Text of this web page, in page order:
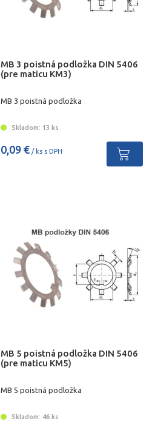
MB 3 poistná podložka DIN 5406
(pre maticu KM3)
MB 3 poistná podložka
Skladom: 13 ks
0,09 €/ ks s DPH
MB 5 poistná podložka DIN 5406
(pre maticu KM5)
MB 5 poistná podložka
Skladom: 46 ks